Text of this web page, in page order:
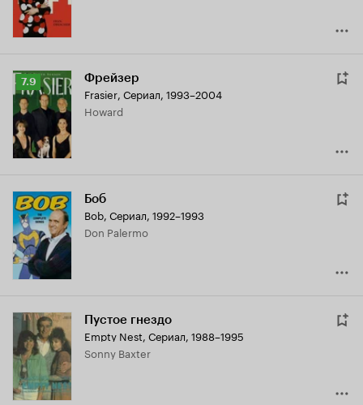
Рейтинг
Кинопоиска
7.9
7.9 Фрейзер
Frasier, Сериал, 1993–2004
Howard
Боб
Bob, Сериал, 1992–1993
Don Palermo
Пустое гнездо
Empty Nest, Сериал, 1988–1995
Sonny Baxter